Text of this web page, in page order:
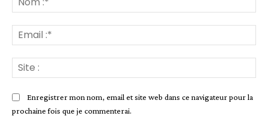
:*
:*
:
Enregistrer mon nom, email et site web dans ce navigateur pour la
prochaine fois que je commenterai.